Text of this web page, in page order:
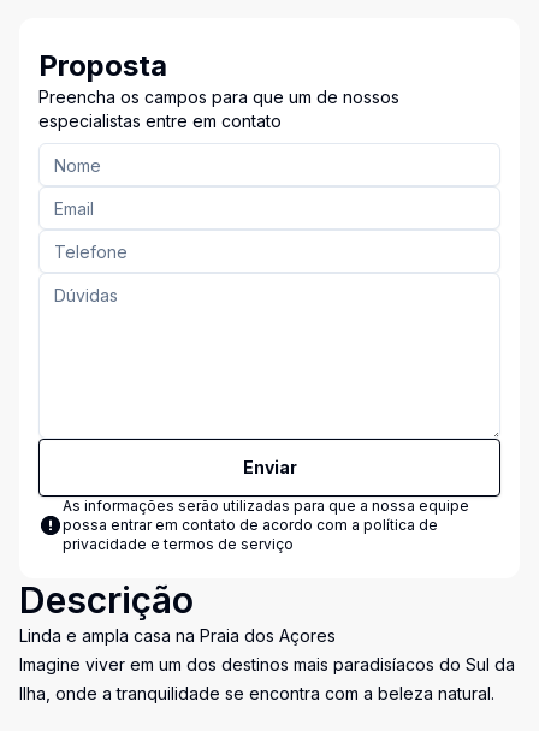
Proposta
Preencha os campos para que um de nossos
especialistas entre em contato
Enviar
As informações serão utilizadas para que a nossa equipe
possa entrar em contato de acordo com a política de
privacidade e termos de serviço
Descrição
Linda e ampla casa na Praia dos Açores
Imagine viver em um dos destinos mais paradisíacos do Sul da
Ilha, onde a tranquilidade se encontra com a beleza natural.